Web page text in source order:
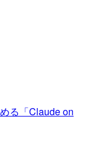
る「Claude on